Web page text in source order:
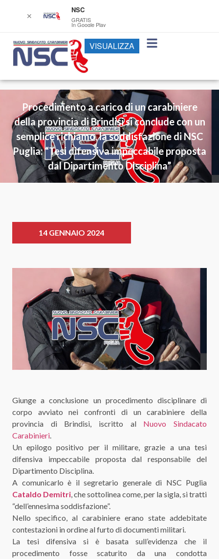
Procedimento a carico di un carabiniere
della provincia di Brindisi si conclude con un
semplice richiamo, la soddisfazione di NSC
Puglia: “Tesi difensiva impeccabile proposta
dal Dipartimento Disciplina”
14 GENNAIO 2024
Giunge a conclusione un procedimento disciplinare di
corpo avviato nei confronti di un carabiniere della
provincia di Brindisi, iscritto al Nuovo Sindacato
Carabinieri
Un epilogo positivo per il militare, grazie a una tesi
difensiva impeccabile proposta dal responsabile del
Dipartimento Disciplina.
A comunicarlo è il segretario generale di NSC Puglia
Cataldo Demitri , che sottolinea come, per la sigla, si tratti
“dell’ennesima soddisfazione”.
Nello specifico, al carabiniere erano state addebitate
contestazioni in ordine al furto di documenti militari.
La tesi difensiva si è basata sull’evidenza che il
procedimento fosse scaturito da una condotta
✕
NSC
GRATIS
In Google Play
VISUALIZZA